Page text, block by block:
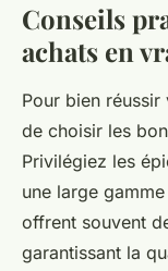
Conseils
achats en
Pour bien réussir
de choisir les
Privilégiez les
une large
offrent souvent
garantissant la